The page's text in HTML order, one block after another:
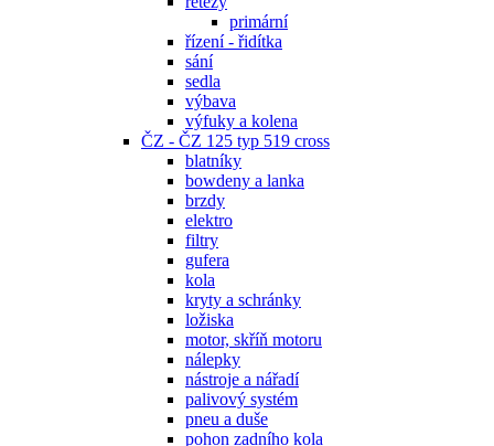
primární
řízení - řidítka
sání
sedla
výbava
výfuky a kolena
ČZ - ČZ 125 typ 519 cross
blatníky
bowdeny a lanka
brzdy
elektro
filtry
gufera
kola
kryty a schránky
ložiska
motor, skříň motoru
nálepky
nástroje a nářadí
palivový systém
pneu a duše
pohon zadního kola